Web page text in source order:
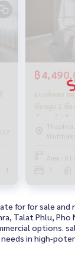
332
1
฿
แบงค์คอก ฮ
ห้องมุม 2 ห้องนอน ชั้นสู
ห้าง รถไฟฟ้า
Area :
2
for for sale and
Talat Phlu, Pho
options.
in high-